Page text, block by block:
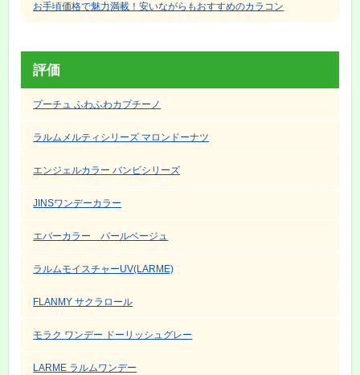
お手頃価格で魅力満載！安いながらもおすすめのカラコン
評価
プーチュ ふわふわカプチーノ
ラルムメルティシリーズ マロンドーナツ
エンジェルカラー バンビシリーズ
JINSワンデーカラー
エバーカラー パールベージュ
ラルムモイスチャーUV(LARME)
FLANMY サクラロール
モラク ワンデー ドーリッシュグレー
LARME ラルムワンデー